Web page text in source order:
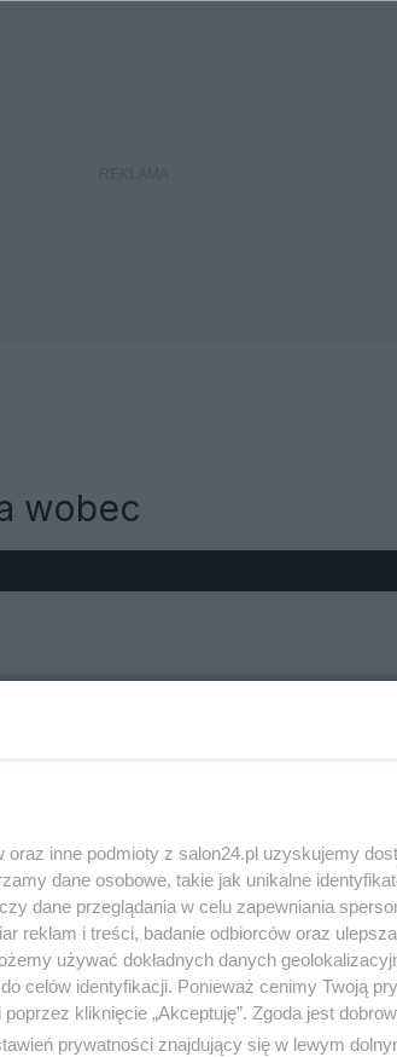
wobec
oraz inne podmioty z salon24.pl uzyskujemy
dane osobowe, takie jak unikalne
dane przeglądania w celu zapewniania
reklam i treści, badanie odbiorców oraz
używać dokładnych danych
celów identyfikacji. Ponieważ cenimy Twoją
kliknięcie „Akceptuję”. Zgoda jest
prywatności znajdujący się w lewym